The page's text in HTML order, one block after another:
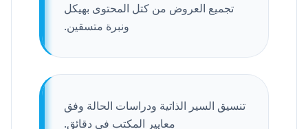
تجميع العروض من كتل المحتوى بهيكل
ونبرة متسقين.
تنسيق السير الذاتية ودراسات الحالة وفق
معايير المكتب في دقائق.